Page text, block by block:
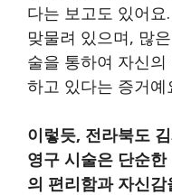
다는 보고도 있어
맞물려 있으며, 많
술을 통하여 자신
하고 있다는 증거예
이렇듯, 전라북도
영구 시술은 단순
의 편리함과 자신